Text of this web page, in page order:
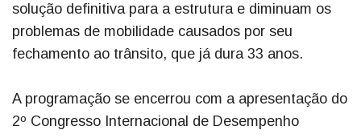
solução definitiva para a estrutura e diminuam os
problemas de mobilidade causados por seu
fechamento ao trânsito, que já dura 33 anos.
A programação se encerrou com a apresentação do
2º Congresso Internacional de Desempenho